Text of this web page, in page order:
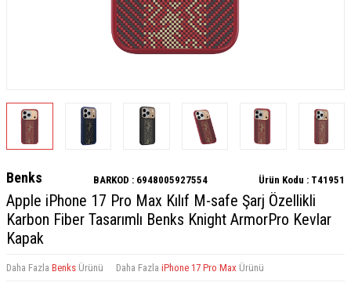
Benks BARKOD : 6948005927554 Ürün Kodu : T41951
Apple iPhone 17 Pro Max Kılıf M-safe Şarj Özellikli
Karbon Fiber Tasarımlı Benks Knight ArmorPro Kevlar
Kapak
Daha Fazla Benks Ürünü Daha Fazla iPhone 17 Pro Max Ürünü